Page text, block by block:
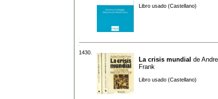
Libro usado (Castellano)
1430.
La crisis mundial de
Frank
Libro usado (Castellano)